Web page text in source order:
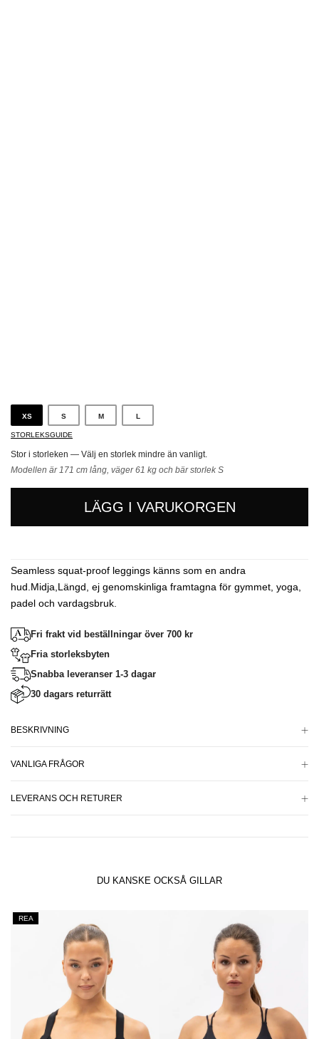
XS S M L
STORLEKSGUIDE
Stor i storleken — Välj en storlek mindre än vanligt.
Modellen är 171 cm lång, väger 61 kg och bär storlek S
LÄGG I VARUKORGEN
Seamless squat-proof leggings känns som en andra
hud.Midja,Längd, ej genomskinliga framtagna för gymmet, yoga,
padel och vardagsbruk.
Fri frakt vid beställningar över 700 kr
Fria storleksbyten
Snabba leveranser 1-3 dagar
30 dagars returrätt
BESKRIVNING
VANLIGA FRÅGOR
LEVERANS OCH RETURER
DU KANSKE OCKSÅ GILLAR
REA